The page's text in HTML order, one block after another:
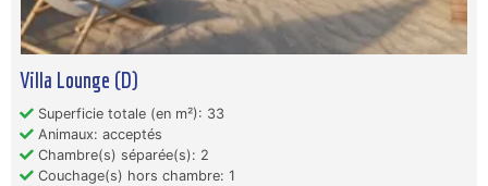
Villa Lounge (D)
Superficie totale (en m²): 33
Animaux: acceptés
Chambre(s) séparée(s): 2
Couchage(s) hors chambre: 1